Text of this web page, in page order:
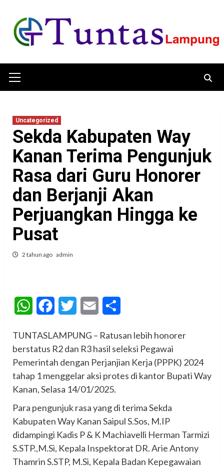
content
Menu
Uncategorized
Sekda Kabupaten Way
Kanan Terima Pengunjuk
Rasa dari Guru Honorer
dan Berjanji Akan
Perjuangkan Hingga ke
Pusat
2 tahun ago admin
WhatsAppFacebookTwitter Email
TUNTASLAMPUNG – Ratusan lebih honorer
berstatus R2 dan R3 hasil seleksi Pegawai
Pemerintah dengan Perjanjian Kerja (PPPK) 2024
tahap 1 menggelar aksi protes di kantor Bupati Way
Kanan, Selasa 14/01/2025.
Para pengunjuk rasa yang di terima Sekda
Kabupaten Way Kanan Saipul S.Sos, M.IP
didampingi Kadis P & K Machiavelli Herman Tarmizi
S.STP.,M.Si, Kepala Inspektorat DR. Arie Antony
Thamrin S.STP, M.Si, Kepala Badan Kepegawaian